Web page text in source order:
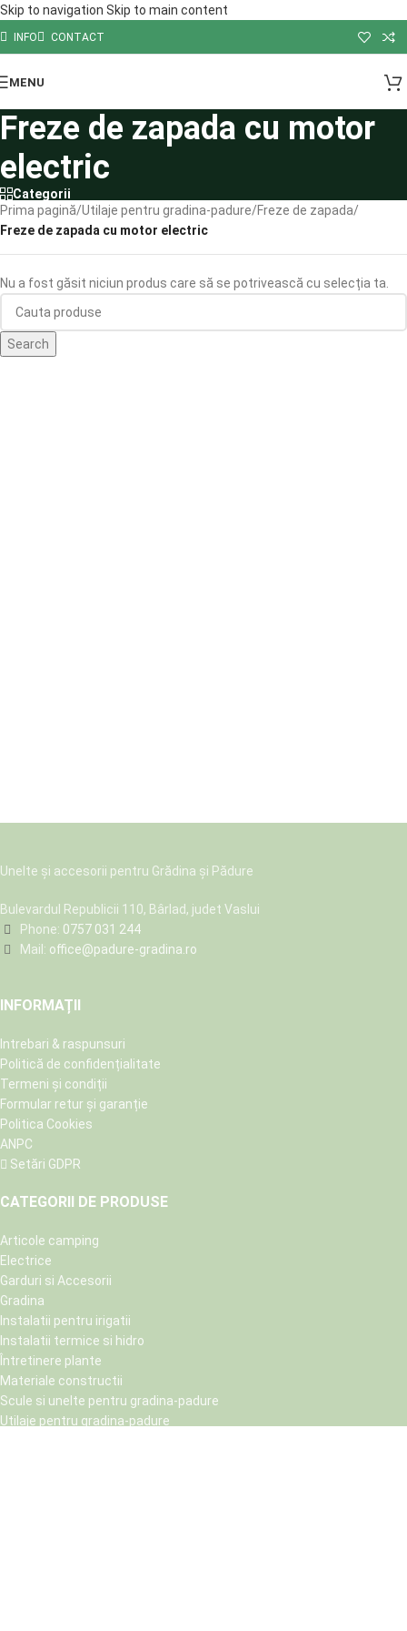
Skip to navigation Skip to main content
INFO CONTACT
MENU
Freze de zapada cu motor
electric
Categorii
Prima pagină/Utilaje pentru gradina-padure/Freze de zapada/
Freze de zapada cu motor electric
Nu a fost găsit niciun produs care să se potrivească cu selecția ta.
Search
Unelte și accesorii pentru Grădina și Pădure
Bulevardul Republicii 110, Bârlad, judet Vaslui
Phone: 0757 031 244
Mail: office@padure-gradina.ro
INFORMAȚII
Intrebari & raspunsuri
Politică de confidențialitate
Termeni și condiții
Formular retur și garanție
Politica Cookies
ANPC
Setări GDPR
CATEGORII DE PRODUSE
Articole camping
Electrice
Garduri si Accesorii
Gradina
Instalatii pentru irigatii
Instalatii termice si hidro
Întretinere plante
Materiale constructii
Scule si unelte pentru gradina-padure
Utilaje pentru gradina-padure